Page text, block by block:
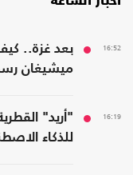
16:52
بعد غزة..
ميشيغان
16:19
للذكاء